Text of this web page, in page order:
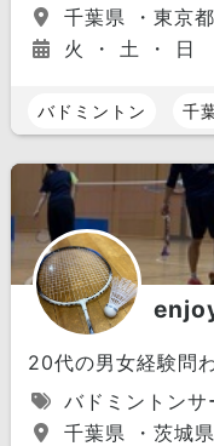
千葉県 ・東京
火 ・ 土 ・
バドミントン 千
20代の男女経験問
バドミントン
千葉県 ・茨城